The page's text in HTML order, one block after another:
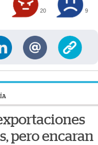
20 9
pero encaran